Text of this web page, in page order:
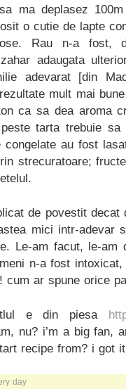
ma deplasez
o cutie de lapte
Rau n-a
adaugata
adevarat [din
mult mai
ca sa dea aroma
tarta trebuie
au fost
strecuratoare;
de povestit decat
mici intr-adevar
Le-am facut, le-am
n-a fost
cum ar spune orice
e din piesa
nu? i’m a big fan,
recipe from? i got
day